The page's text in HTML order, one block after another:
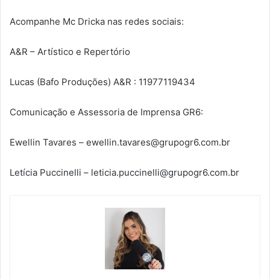
Acompanhe Mc Dricka nas redes sociais:
A&R – Artístico e Repertório
Lucas (Bafo Produções) A&R : 11977119434
Comunicação e Assessoria de Imprensa GR6:
Ewellin Tavares – ewellin.tavares@grupogr6.com.br
Letícia Puccinelli – leticia.puccinelli@grupogr6.com.br